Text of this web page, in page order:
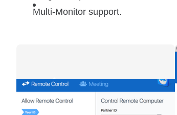
Multi-Monitor support.